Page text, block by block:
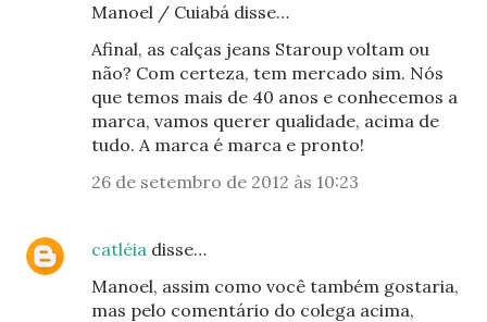
Manoel / Cuiabá disse…
Afinal, as calças jeans Staroup voltam ou
não? Com certeza, tem mercado sim. Nós
que temos mais de 40 anos e conhecemos a
marca, vamos querer qualidade, acima de
tudo. A marca é marca e pronto!
26 de setembro de 2012 às 10:23
catléia disse…
Manoel, assim como você também gostaria,
mas pelo comentário do colega acima,